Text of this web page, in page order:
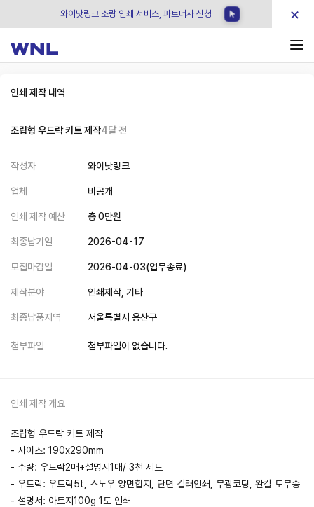
와이낫링크 소량 인쇄 서비스, 파트너사 신청 ×
인쇄 제작 내역
조립형 우드락 키트 제작4달 전
작성자 와이낫링크
업체 비공개
인쇄 제작 예산 총0만원
최종납기일 2026-04-17
모집마감일 2026-04-03(업무종료)
제작분야 인쇄제작, 기타
최종납품지역 서울특별시 용산구
첨부파일 첨부파일이 없습니다.
인쇄 제작 개요
조립형 우드락 키트 제작
- 사이즈: 190x290mm
- 수량: 우드락2매+설명서1매/ 3천 세트
- 우드락: 우드락5t, 스노우 양면합지, 단면 컬러인쇄, 무광코팅, 완칼 도무송
- 설명서: 아트지100g 1도 인쇄